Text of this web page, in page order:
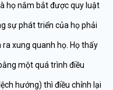
họ nắm bắt được quy luật
sự phát triển của họ phải
xung quanh họ. Họ thấy
một quá trình điều
hướng) thì điều chỉnh lại